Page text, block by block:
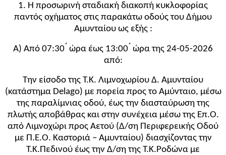
1. Η προσωρινή σταδιακή διακοπή κυκλοφορίας
παντός οχήματος στις παρακάτω οδούς του Δήμου
Αμυνταίου ως εξής :
Α) Από 07:30 ́ ώρα έως 13:00 ́ ώρα της 24-05-2026
από:
Την είσοδο της Τ.Κ. Λιμνοχωρίου Δ. Αμυνταίου
(κατάστημα Delago) με πορεία προς το Αμύνταιο, μέσω
της παραλίμνιας οδού, έως την διασταύρωση της
πλωτής αποβάθρας και στην συνέχεια μέσω της Επ.Ο.
από Λιμνοχώρι προς Αετού (Δ/ση Περιφερεικής Οδού
με Π.Ε.Ο. Καστοριά – Αμυνταίου) διασχίζοντας την
Τ.Κ.Πεδινού έως την Δ/ση της Τ.Κ.Ροδώνα με